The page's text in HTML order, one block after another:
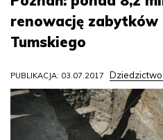
renowację zabytków
Tumskiego
PUBLIKACJA: 03.07.2017